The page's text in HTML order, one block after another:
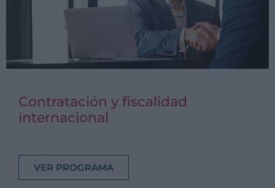
Contratación y fiscalidad
internacional
VER PROGRAMA